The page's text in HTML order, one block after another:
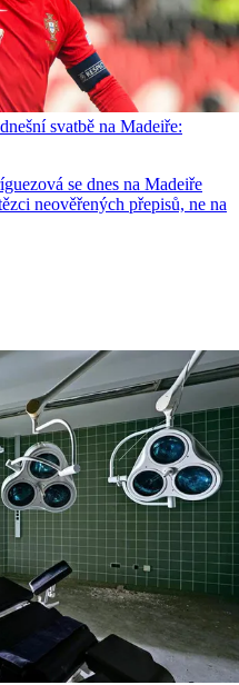
svatbě na Madeiře:
se dnes na Madeiře
neověřených přepisů, ne na